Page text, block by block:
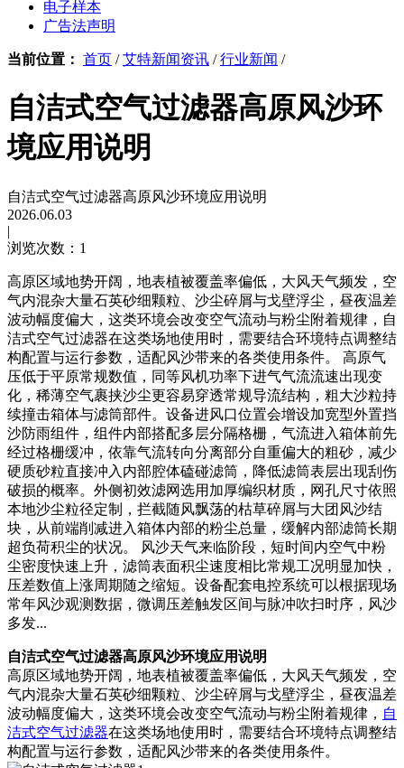
电子样本
广告法声明
当前位置： 首页 / 艾特新闻资讯 / 行业新闻 /
自洁式空气过滤器高原风沙环
境应用说明
自洁式空气过滤器高原风沙环境应用说明
2026.06.03
|
浏览次数：1
高原区域地势开阔，地表植被覆盖率偏低，大风天气频发，空
气内混杂大量石英砂细颗粒、沙尘碎屑与戈壁浮尘，昼夜温差
波动幅度偏大，这类环境会改变空气流动与粉尘附着规律，自
洁式空气过滤器在这类场地使用时，需要结合环境特点调整结
构配置与运行参数，适配风沙带来的各类使用条件。 高原气
压低于平原常规数值，同等风机功率下进气气流流速出现变
化，稀薄空气裹挟沙尘更容易穿透常规导流结构，粗大沙粒持
续撞击箱体与滤筒部件。设备进风口位置会增设加宽型外置挡
沙防雨组件，组件内部搭配多层分隔格栅，气流进入箱体前先
经过格栅缓冲，依靠气流转向分离部分自重偏大的粗砂，减少
硬质砂粒直接冲入内部腔体磕碰滤筒，降低滤筒表层出现刮伤
破损的概率。外侧初效滤网选用加厚编织材质，网孔尺寸依照
本地沙尘粒径定制，拦截随风飘荡的枯草碎屑与大团风沙结
块，从前端削减进入箱体内部的粉尘总量，缓解内部滤筒长期
超负荷积尘的状况。 风沙天气来临阶段，短时间内空气中粉
尘密度快速上升，滤筒表面积尘速度相比常规工况明显加快，
压差数值上涨周期随之缩短。设备配套电控系统可以根据现场
常年风沙观测数据，微调压差触发区间与脉冲吹扫时序，风沙
多发...
自洁式空气过滤器高原风沙环境应用说明
高原区域地势开阔，地表植被覆盖率偏低，大风天气频发，空
气内混杂大量石英砂细颗粒、沙尘碎屑与戈壁浮尘，昼夜温差
波动幅度偏大，这类环境会改变空气流动与粉尘附着规律， 自
洁式空气过滤器在这类场地使用时，需要结合环境特点调整结
构配置与运行参数，适配风沙带来的各类使用条件。